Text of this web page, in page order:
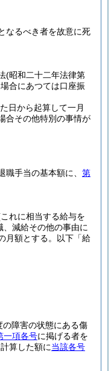
なるべき者を故意に死
(昭和二十二年法律第
合にあつては口座振
日から起算して一月
合その他特別の事情が
職手当の基本額に、 第
れに相当する給与を
減給その他の事由に
月額とする。以下「給
障害の状態にある傷
一項各号に掲げる者を
算した額に当該各号